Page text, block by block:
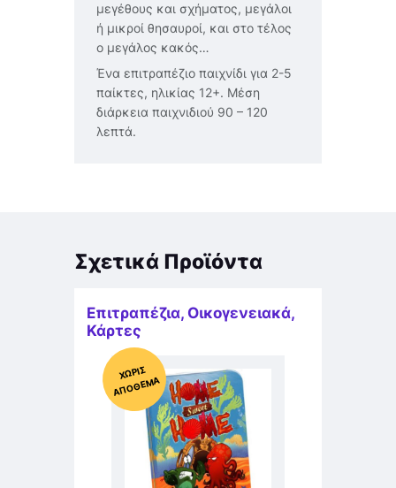
μεγέθους και σχήματος, μεγάλοι
ή μικροί θησαυροί, και στο τέλος
ο μεγάλος κακός…
Ένα επιτραπέζιο παιχνίδι για 2-5
παίκτες, ηλικίας 12+. Μέση
διάρκεια παιχνιδιού 90 – 120
λεπτά.
Σχετικά Προϊόντα
Επιτραπέζια, Οικογενειακά,
Κάρτες
Χ
ΩΡΊΣ
Α
Π
Ό
ΘΕ
ΜΑ